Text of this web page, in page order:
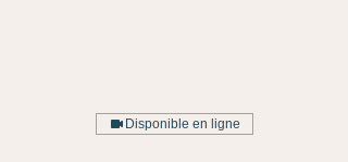
Disponible en ligne